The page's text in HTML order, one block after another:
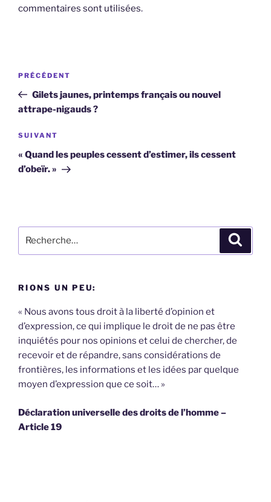
commentaires sont utilisées.
Navigation
l’article
Article
précédent
PRÉCÉDENT
Gilets jaunes, printemps français ou nouvel
attrape-nigauds ?
Article
suivant
SUIVANT
« Quand les peuples cessent d’estimer, ils cessent
d’obeïr. »
pour
RIONS UN PEU:
« Nous avons tous droit à la liberté d’opinion et
d’expression, ce qui implique le droit de ne pas être
inquiétés pour nos opinions et celui de chercher, de
recevoir et de répandre, sans considérations de
frontières, les informations et les idées par quelque
moyen d’expression que ce soit… »
Déclaration universelle des droits de l’homme –
Article 19